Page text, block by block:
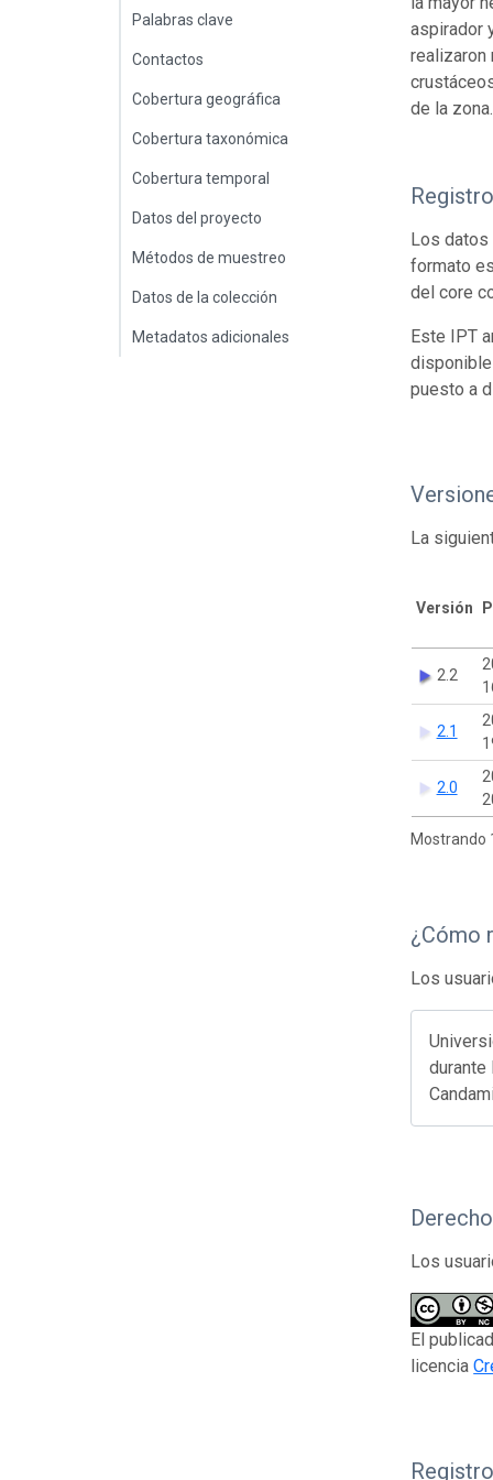
Palabras clave
Contactos
Cobertura geográfica
Cobertura taxonómica
Cobertura temporal
Datos del proyecto
Métodos de muestreo
Datos de la colección
Metadatos adicionales
aspirador
realizaron
de la zona.
Los datos
formato
del core
Este IPT
puesto a
La
Versión
2.2
2.1
2.0
Mostrando
¿Cómo
Los
durante
Los
El
licencia